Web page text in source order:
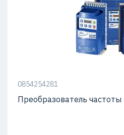
0854254281
Преобразователь частоты